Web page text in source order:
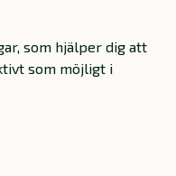
som hjälper dig att
som möjligt i